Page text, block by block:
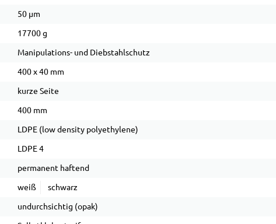
50 µm
17700 g
Manipulations- und Diebstahlschutz
400 x 40 mm
kurze Seite
400 mm
LDPE (low density polyethylene)
LDPE 4
permanent haftend
weiß schwarz
undurchsichtig (opak)